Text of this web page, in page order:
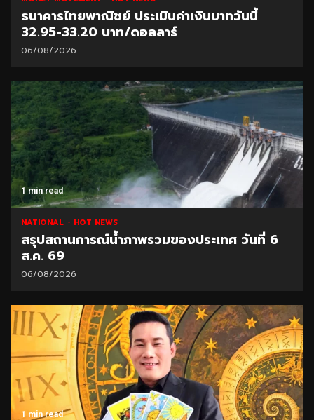
ธนาคารไทยพาณิชย์ ประเมินค่าเงินบาทวันนี้
32.95-33.20 บาท/ดอลลาร์
06/08/2026
1 min read
NATIONAL HOT NEWS
สรุปสถานการณ์น้ำภาพรวมของประเทศ วันที่ 6
ส.ค. 69
06/08/2026
1 min read